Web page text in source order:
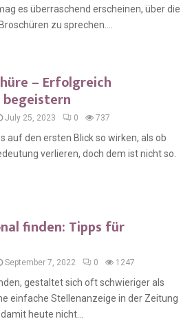
es überraschend erscheinen, über die
zu sprechen....
– Erfolgreich
July 25, 2023 0 737
auf den ersten Blick so wirken, als ob
verlieren, doch dem ist nicht so.
finden: Tipps für
September 7, 2022 0 1247
gestaltet sich oft schwieriger als
einfache Stellenanzeige in der Zeitung
heute nicht...